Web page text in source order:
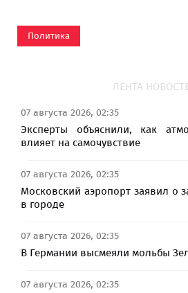
Политика
ЛЕНТА
07 августа 2026, 02:35
Эксперты объяснили, как
влияет на самочувствие
07 августа 2026, 02:35
Московский аэропорт заявил о
в городе
07 августа 2026, 02:35
В Германии высмеяли мольбы
07 августа 2026, 02:35